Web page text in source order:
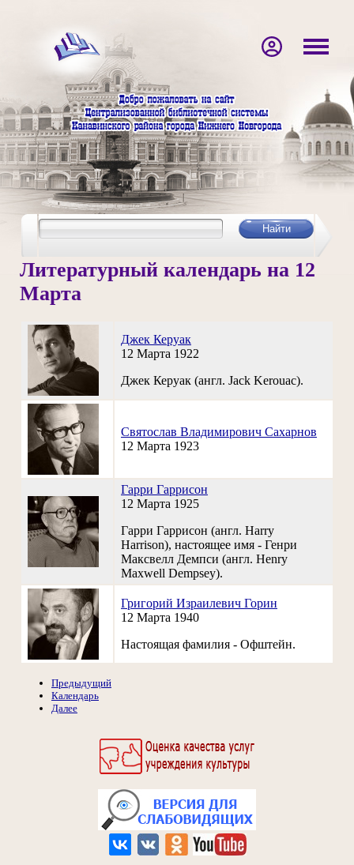
Литературный календарь на 12
Марта
Джек Керуак
12 Марта 1922
Джек Керуак (англ. Jack Kerouac).
Святослав Владимирович Сахарнов
12 Марта 1923
Гарри Гаррисон
12 Марта 1925
Гарри Гаррисон (англ. Harry
Harrison), настоящее имя - Генри
Максвелл Демпси (англ. Henry
Maxwell Dempsey).
Григорий Израилевич Горин
12 Марта 1940
Настоящая фамилия - Офштейн.
Предыдущий
Календарь
Далее